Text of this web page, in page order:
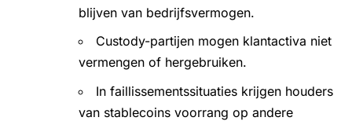
blijven van bedrijfsvermogen.
Custody-partijen mogen klantactiva niet
vermengen of hergebruiken.
In faillissementssituaties krijgen houders
van stablecoins voorrang op andere